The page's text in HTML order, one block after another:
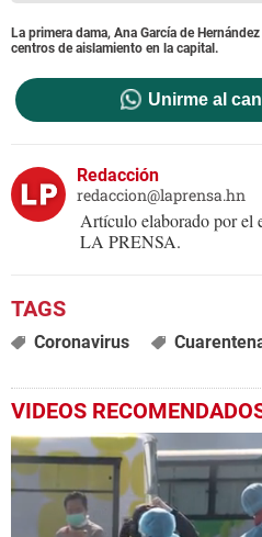
La primera dama, Ana García de
centros de aislamiento en la capital.
Unirme al
Redacción
redaccion@laprensa.hn
Artículo elaborado por el
LA PRENSA.
Coronavirus
VIDEOS